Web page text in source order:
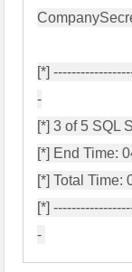
[*]
-
[*] 3 of 5 SQL
[*] End Time:
[*] Total Time:
[*]